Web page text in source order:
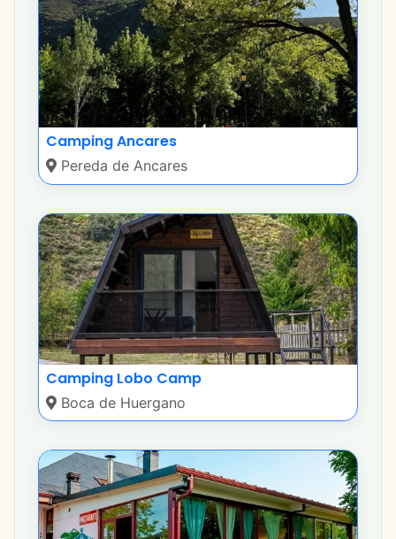
Camping Ancares
Pereda de Ancares
Camping Lobo Camp
Boca de Huergano